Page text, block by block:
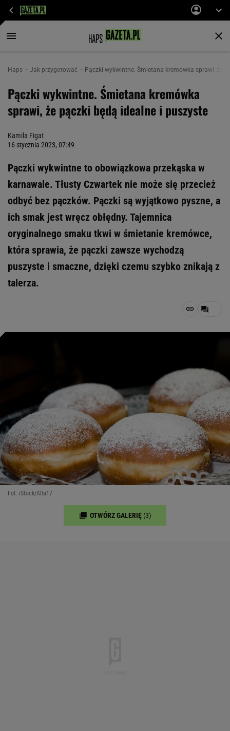
Haps Jak przygotować Pączki wykwintne. Śmietana kremówka sprawi, że
Pączki wykwintne. Śmietana kremówka
sprawi, że pączki będą idealne i puszyste
Kamila Figat
16 stycznia 2023, 07:49
Pączki wykwintne to obowiązkowa przekąska w
karnawale. Tłusty Czwartek nie może się przecież
odbyć bez pączków. Pączki są wyjątkowo pyszne, a
ich smak jest wręcz obłędny. Tajemnica
oryginalnego smaku tkwi w śmietanie kremówce,
która sprawia, że pączki zawsze wychodzą
puszyste i smaczne, dzięki czemu szybko znikają z
talerza.
Fot. iStock/Alla17
OTWÓRZ GALERIĘ (3)